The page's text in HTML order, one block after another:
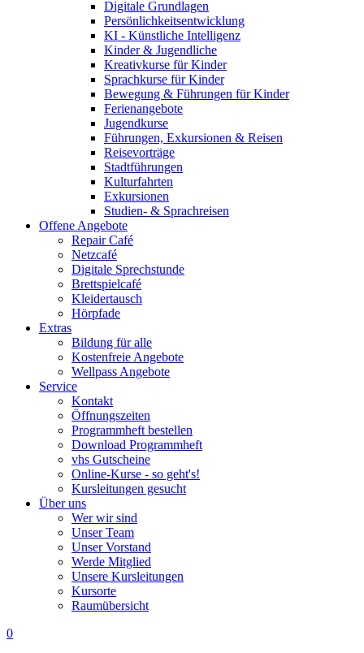
Digitale Grundlagen
Persönlichkeitsentwicklung
KI - Künstliche Intelligenz
Kinder & Jugendliche
Kreativkurse für Kinder
Sprachkurse für Kinder
Bewegung & Führungen für Kinder
Ferienangebote
Jugendkurse
Führungen, Exkursionen & Reisen
Reisevorträge
Stadtführungen
Kulturfahrten
Exkursionen
Studien- & Sprachreisen
Offene Angebote
Repair Café
Netzcafé
Digitale Sprechstunde
Brettspielcafé
Kleidertausch
Hörpfade
Extras
Bildung für alle
Kostenfreie Angebote
Wellpass Angebote
Service
Kontakt
Öffnungszeiten
Programmheft bestellen
Download Programmheft
vhs Gutscheine
Online-Kurse - so geht's!
Kursleitungen gesucht
Über uns
Wer wir sind
Unser Team
Unser Vorstand
Werde Mitglied
Unsere Kursleitungen
Kursorte
Raumübersicht
0